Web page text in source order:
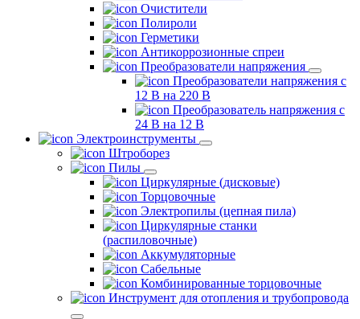
Очистители
Полироли
Герметики
Антикоррозионные спреи
Преобразователи напряжения
Преобразователи напряжения с
12 В на 220 В
Преобразователь напряжения с
24 В на 12 В
Электроинструменты
Штроборез
Пилы
Циркулярные (дисковые)
Торцовочные
Электропилы (цепная пила)
Циркулярные станки
(распиловочные)
Аккумуляторные
Сабельные
Комбинированные торцовочные
Инструмент для отопления и трубопровода